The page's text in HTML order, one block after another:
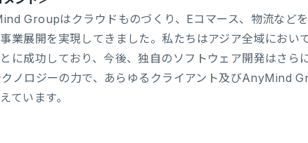
Groupはクラウドものづくり、Eコマース、物流など
業展開を実現してきました。私たちはアジア全域におい
に成功しており、今後、独自のソフトウェア開発はさら
ノロジーの力で、あらゆるクライアント及びAnyMind
ています。